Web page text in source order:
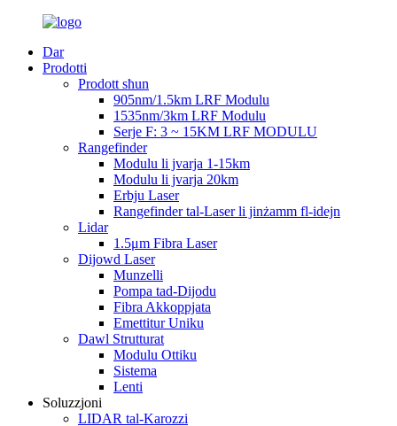
Dar
Prodotti
Prodott sħun
905nm/1.5km LRF Modulu
1535nm/3km LRF Modulu
Serje F: 3 ~ 15KM LRF MODULU
Rangefinder
Modulu li jvarja 1-15km
Modulu li jvarja 20km
Erbju Laser
Rangefinder tal-Laser li jinżamm fl-idejn
Lidar
1.5μm Fibra Laser
Dijowd Laser
Munzelli
Pompa tad-Dijodu
Fibra Akkoppjata
Emettitur Uniku
Dawl Strutturat
Modulu Ottiku
Sistema
Lenti
Soluzzjoni
LIDAR tal-Karozzi